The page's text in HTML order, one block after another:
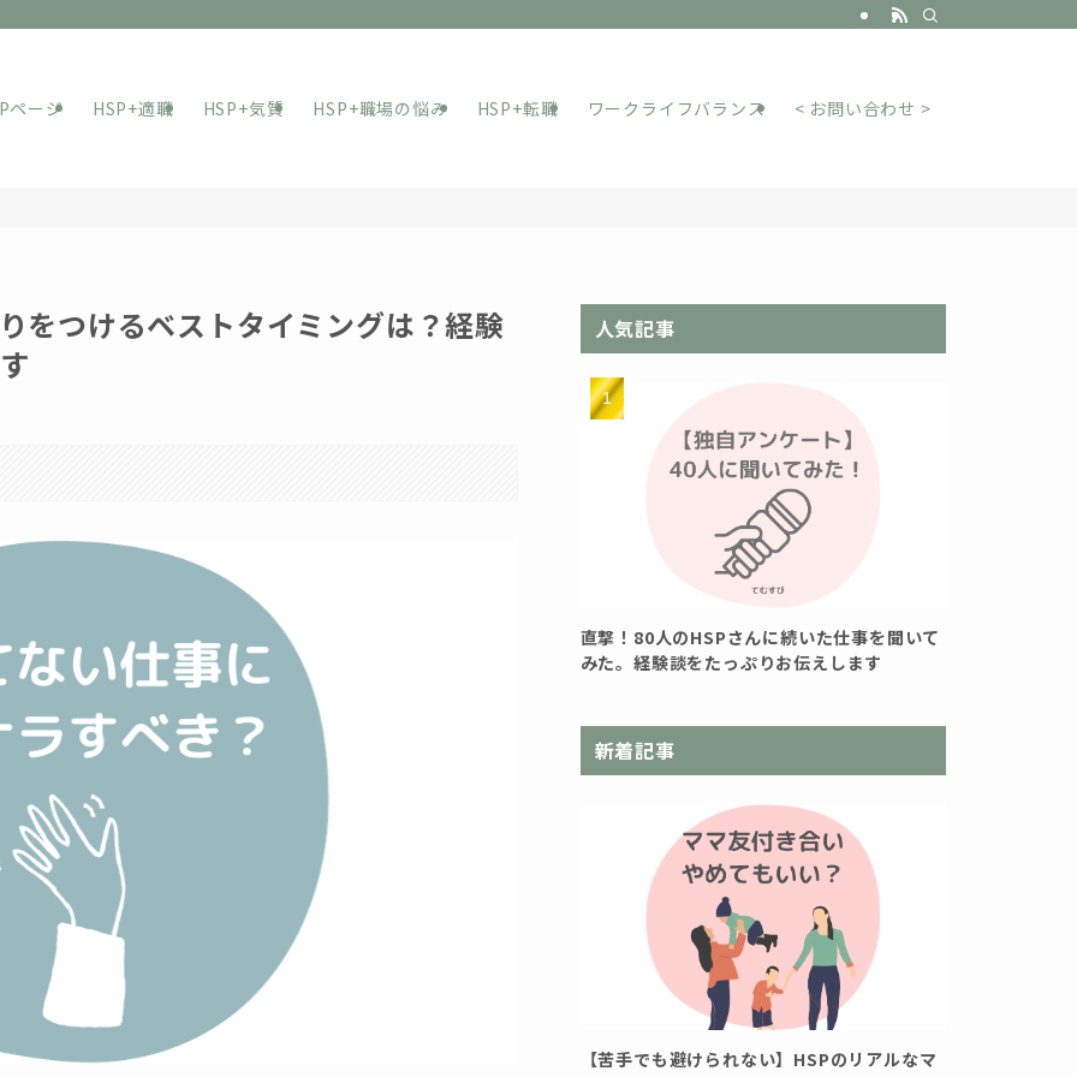
ページ HSP+適職 HSP+気質 HSP+職場の悩み HSP+転職 ワークライフバランス < お問い合わせ >
をつけるベストタイミングは？経験
人気記事
直撃！80人のHSPさんに続いた仕事を聞いて
みた。経験談をたっぷりお伝えします
新着記事
【苦手でも避けられない】HSPのリアルなマ